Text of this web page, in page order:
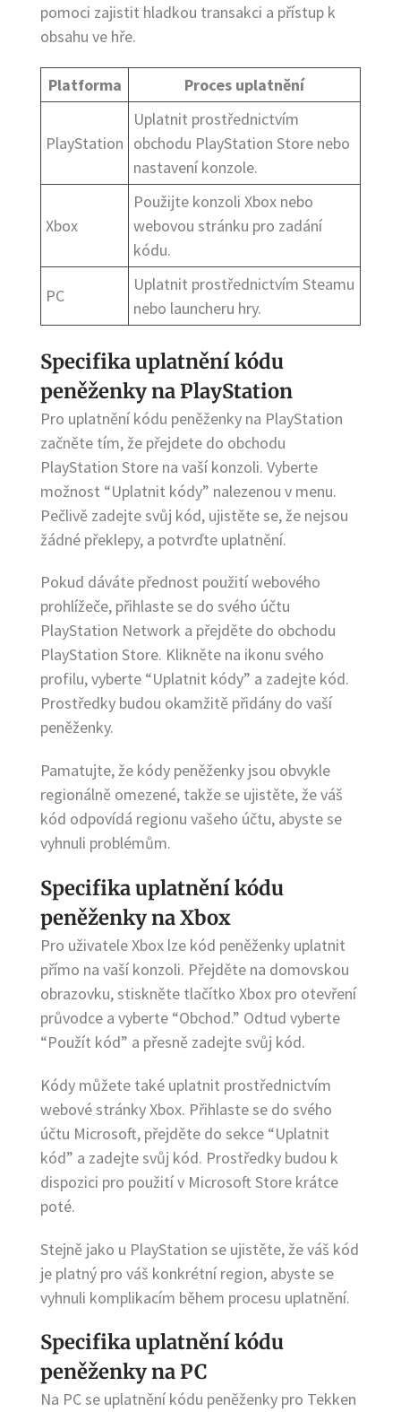
pomoci zajistit hladkou transakci a přístup k
obsahu ve hře.
Platforma Proces uplatnění
PlayStation
Uplatnit prostřednictvím
obchodu PlayStation Store nebo
nastavení konzole.
Xbox
Použijte konzoli Xbox nebo
webovou stránku pro zadání
kódu.
PC
Uplatnit prostřednictvím Steamu
nebo launcheru hry.
Specifika uplatnění kódu
peněženky na PlayStation
Pro uplatnění kódu peněženky na PlayStation
začněte tím, že přejdete do obchodu
PlayStation Store na vaší konzoli. Vyberte
možnost “Uplatnit kódy” nalezenou v menu.
Pečlivě zadejte svůj kód, ujistěte se, že nejsou
žádné překlepy, a potvrďte uplatnění.
Pokud dáváte přednost použití webového
prohlížeče, přihlaste se do svého účtu
PlayStation Network a přejděte do obchodu
PlayStation Store. Klikněte na ikonu svého
profilu, vyberte “Uplatnit kódy” a zadejte kód.
Prostředky budou okamžitě přidány do vaší
peněženky.
Pamatujte, že kódy peněženky jsou obvykle
regionálně omezené, takže se ujistěte, že váš
kód odpovídá regionu vašeho účtu, abyste se
vyhnuli problémům.
Specifika uplatnění kódu
peněženky na Xbox
Pro uživatele Xbox lze kód peněženky uplatnit
přímo na vaší konzoli. Přejděte na domovskou
obrazovku, stiskněte tlačítko Xbox pro otevření
průvodce a vyberte “Obchod.” Odtud vyberte
“Použít kód” a přesně zadejte svůj kód.
Kódy můžete také uplatnit prostřednictvím
webové stránky Xbox. Přihlaste se do svého
účtu Microsoft, přejděte do sekce “Uplatnit
kód” a zadejte svůj kód. Prostředky budou k
dispozici pro použití v Microsoft Store krátce
poté.
Stejně jako u PlayStation se ujistěte, že váš kód
je platný pro váš konkrétní region, abyste se
vyhnuli komplikacím během procesu uplatnění.
Specifika uplatnění kódu
peněženky na PC
Na PC se uplatnění kódu peněženky pro Tekken